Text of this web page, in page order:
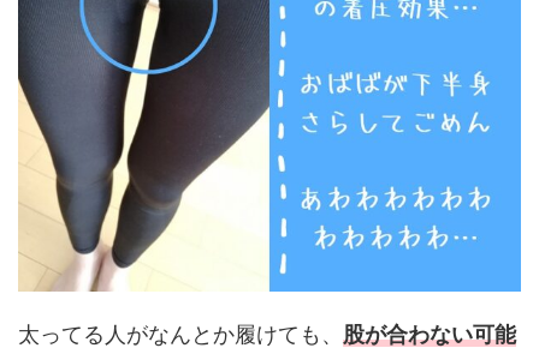
太ってる人がなんとか履けても、 股が合わない可能